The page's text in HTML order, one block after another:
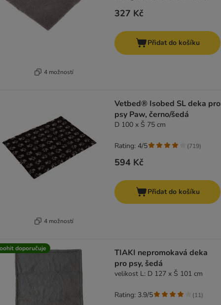
4 možností
327 Kč
Přidat do košíku
4 možností
Vetbed® Isobed SL deka pro
psy Paw, černo/šedá
D 100 x Š 75 cm
594 Kč
Rating: 4/5 (719)
Přidat do košíku
doporučuje
TIAKI nepromokavá deka
pro psy, šedá
velikost L: D 127 x Š 101 cm
Rating: 3.9/5 (11)